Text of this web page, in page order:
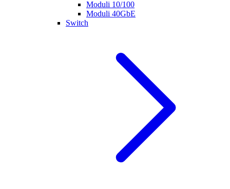
Moduli 10/100
Moduli 40GbE
Switch